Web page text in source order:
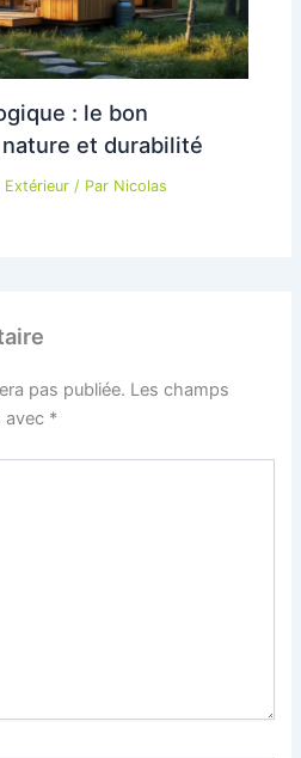
: le bon
et durabilité
Extérieur / Par Nicolas
pas publiée. Les champs
avec *